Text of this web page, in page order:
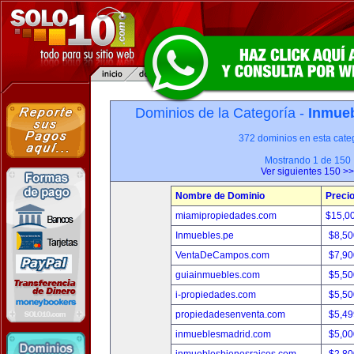
Dominios de la Categoría -
372 dominios en esta
Mostrando 1 de 150
Ver siguientes 150 >>
Nombre de Dominio
Precio
miamipropiedades.com
Inmuebles.pe
VentaDeCampos.com
guiainmuebles.com
i-propiedades.com
propiedadesenventa.com
inmueblesmadrid.com